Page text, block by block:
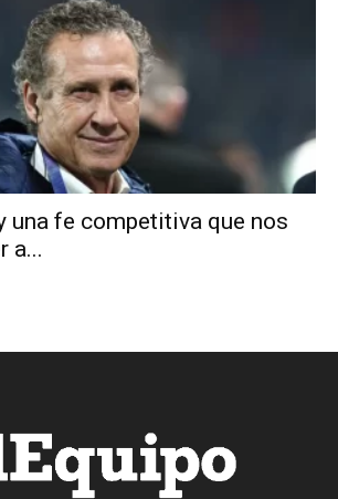
una fe competitiva que nos
a...